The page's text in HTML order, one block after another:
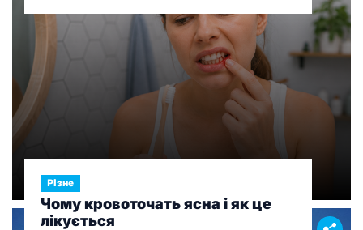
Різне
Чому кровоточать ясна і як це
лікується